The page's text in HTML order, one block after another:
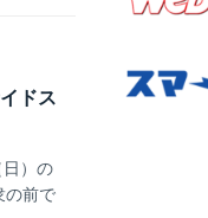
ドス
）の
の前で